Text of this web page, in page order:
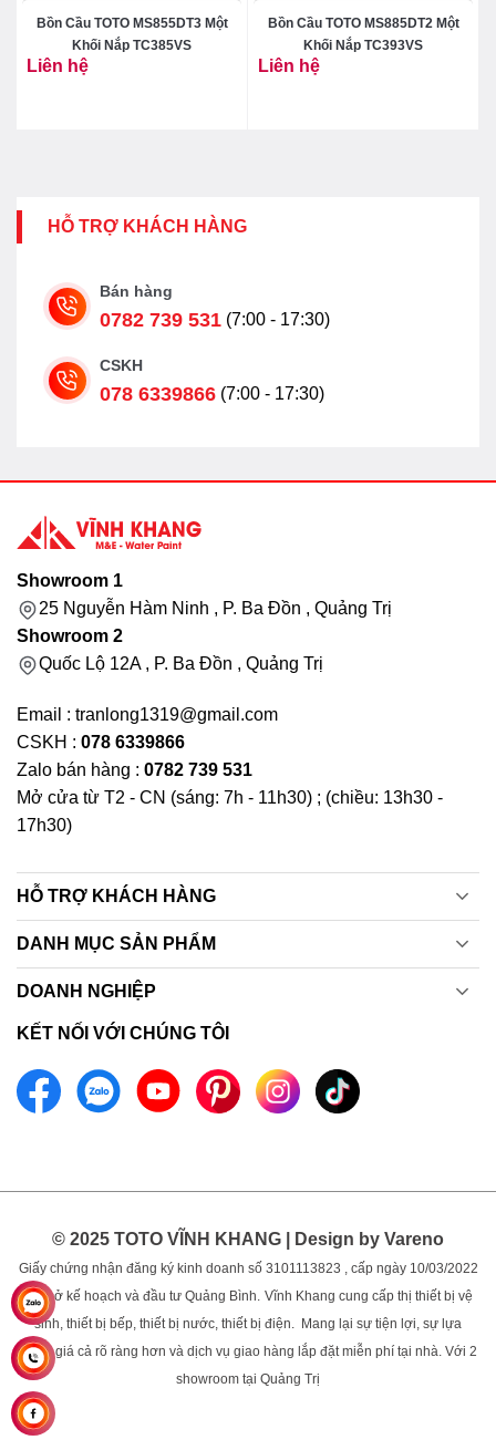
Bồn Cầu TOTO MS855DT3 Một
Khối Nắp TC385VS
Liên hệ
Bồn Cầu TOTO MS885DT2 Một
Khối Nắp TC393VS
Liên hệ
HỖ TRỢ KHÁCH HÀNG
Bán hàng
0782 739 531 (7:00 - 17:30)
CSKH
078 6339866 (7:00 - 17:30)
Showroom 1
25 Nguyễn Hàm Ninh , P. Ba Đồn , Quảng Trị
Showroom 2
Quốc Lộ 12A , P. Ba Đồn , Quảng Trị
Email : tranlong1319@gmail.com
CSKH : 078 6339866
Zalo bán hàng : 0782 739 531
Mở cửa từ T2 - CN (sáng: 7h - 11h30) ; (chiều: 13h30 -
17h30)
HỖ TRỢ KHÁCH HÀNG
DANH MỤC SẢN PHẨM
DOANH NGHIỆP
KẾT NỐI VỚI CHÚNG TÔI
© 2025 TOTO VĨNH KHANG | Design by Vareno
Giấy chứng nhận đăng ký kinh doanh số 3101113823 , cấp ngày 10/03/2022
bởi sở kế hoạch và đầu tư Quảng Bình. Vĩnh Khang cung cấp thị thiết bị vệ
sinh, thiết bị bếp, thiết bị nước, thiết bị điện. Mang lại sự tiện lợi, sự lựa
chọn, giá cả rõ ràng hơn và dịch vụ giao hàng lắp đặt miễn phí tại nhà. Với 2
showroom tại Quảng Trị